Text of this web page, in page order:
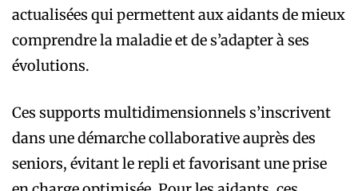
actualisées qui permettent aux aidants de mieux
comprendre la maladie et de s’adapter à ses
évolutions.
Ces supports multidimensionnels s’inscrivent
dans une démarche collaborative auprès des
seniors, évitant le repli et favorisant une prise